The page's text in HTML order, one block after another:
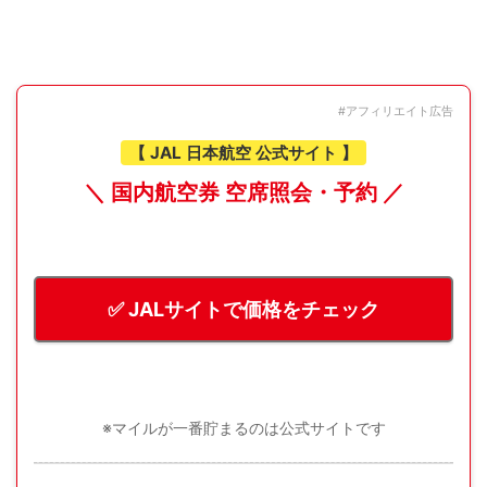
#アフィリエイト広告
【 JAL 日本航空 公式サイト 】
＼ 国内航空券 空席照会・予約 ／
✅ JALサイトで価格をチェック
※マイルが一番貯まるのは公式サイトです